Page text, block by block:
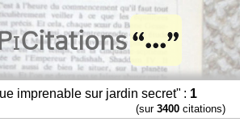
Citations
imprenable sur jardin secret" : 1
(sur 3400 citations)